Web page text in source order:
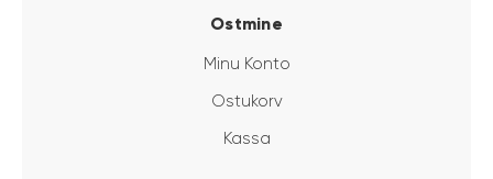
Ostmine
Minu Konto
Ostukorv
Kassa